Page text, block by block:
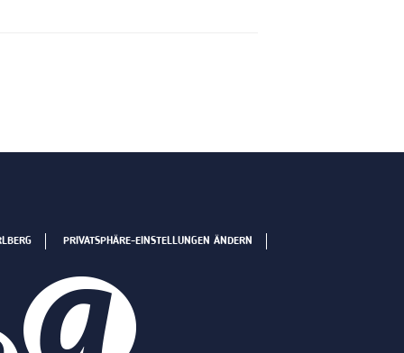
PRIVATSPHÄRE-EINSTELLUNGEN ÄNDERN